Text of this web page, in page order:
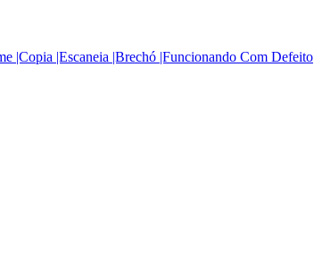
|Copia |Escaneia |Brechó |Funcionando Com Defeito